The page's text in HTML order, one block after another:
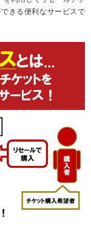
きる便利なサービスで